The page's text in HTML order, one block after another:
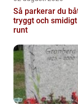
Så parkerar du
tryggt och
runt